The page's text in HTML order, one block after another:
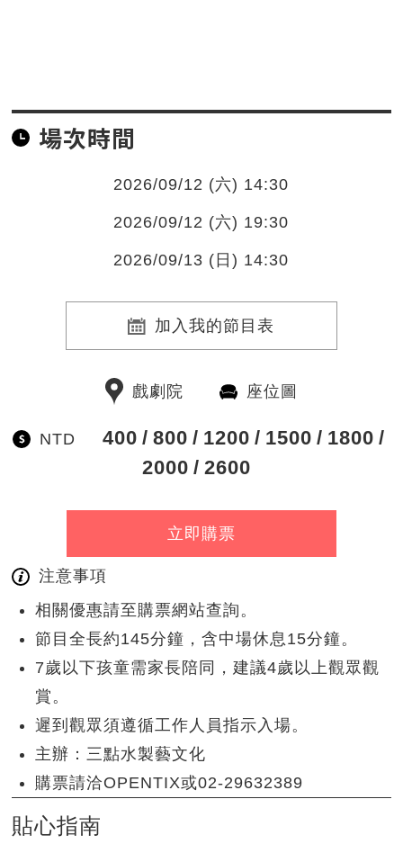
場次時間
2026/09/12 (六) 14:30
2026/09/12 (六) 19:30
2026/09/13 (日) 14:30
加入我的節目表
戲劇院 座位圖
NTD 400 800 1200 1500
1800
2000
2600
立即購票
注意事項
相關優惠請至購票網站查詢。
節目全長約145分鐘，含中場休息15分鐘。
7歲以下孩童需家長陪同，建議4歲以上觀眾觀
賞。
遲到觀眾須遵循工作人員指示入場。
主辦：三點水製藝文化
購票請洽OPENTIX或02-29632389
貼心指南